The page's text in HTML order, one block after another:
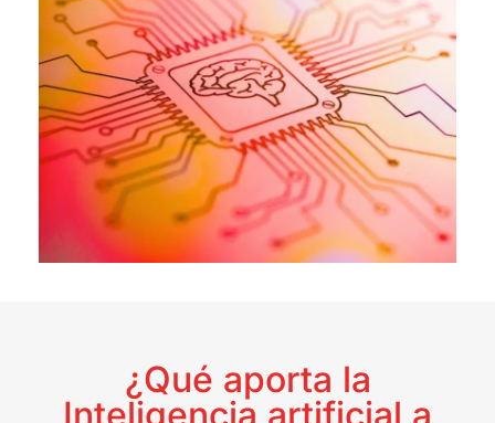
¿Qué aporta la